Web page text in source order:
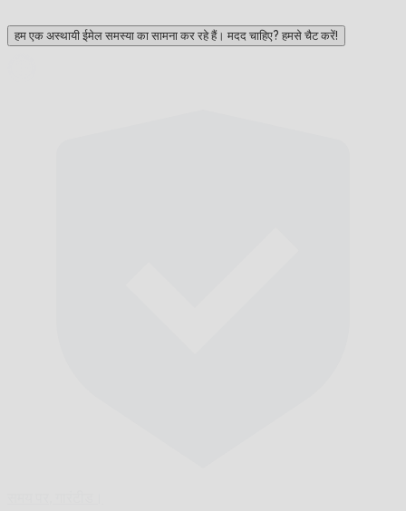
हम एक अस्थायी ईमेल समस्या का सामना कर रहे हैं। मदद चाहिए? हमसे चैट करें!